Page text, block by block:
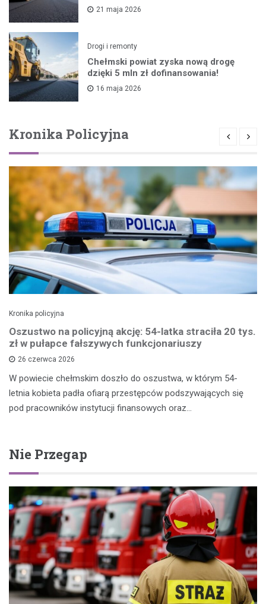
21 maja 2026
Drogi i remonty
Chełmski powiat zyska nową drogę
dzięki 5 mln zł dofinansowania!
16 maja 2026
Kronika Policyjna
Kronika policyjna
Oszustwo na policyjną akcję: 54-latka straciła 20 tys.
zł w pułapce fałszywych funkcjonariuszy
26 czerwca 2026
W powiecie chełmskim doszło do oszustwa, w którym 54-
letnia kobieta padła ofiarą przestępców podszywających się
pod pracowników instytucji finansowych oraz…
Nie Przegap